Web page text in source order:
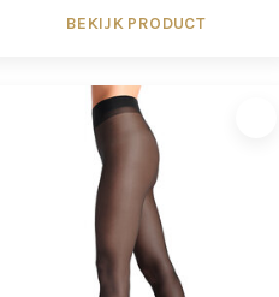
BEKIJK PRODUCT